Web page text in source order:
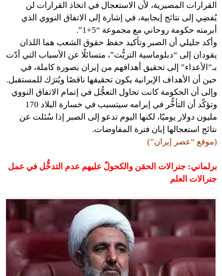
القرارات المصيرية، لأن الاستعجال في اتخاذ القرارات لن
يُفضِي إلى نتائج إيجابية، في إشارة إلى الاتفاق النووي الذي
أبرمته حكومة روحاني مع مجموعة “5+1”.
وأكد جليلي أن الصبر وتأكيد حفظ حقوق الشعب هما اللذان
يقودان إلى “دبلوماسية التريُّث”، متسائلًا عن الأسباب التي أدّت
بـ”الأعداء” إلى تحقيق أهدافهم من إيران بصورة كاملة، في
حين أن الأهداف الإيرانية يكون تحقيقها ناقصًا ويُترَك للمستقبل.
وإلى أن الحكومة كانت تحاول التعجُّل في إتمام الاتفاق النووي
وتؤكّد أن التأخُّر في إبرامه سيتسبب في خسارة البلاد 170
مليون دولار يوميّا، لكنها اليوم تدعو إلى الصبر إذا سُئلت عن
نتائج استعجالها إبان فترة المفاوضات.
(موقع “عصر إيران”)
برلماني: جنرالات الحقن والكحولّ عليهم عدم التدخُّل في عمل
جنرالات العلم